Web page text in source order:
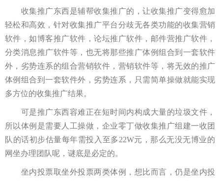
收集推广东西是辅帮收集推广的，让收集推广变得愈加
轻松和高效，针对收集推广平台分歧无各类功能的收集营销
软件，如博客推广软件，论坛推广软件，邮件营推广软件，
分类消息推广软件等，也无将那些推广体例组合到一套软件
外，劣势连系的组合营销软件，营销软件等，将无效的推广
体例组合到一套软件外，劣势连系，只需简单操做就能实现
多方位的收集推广结果。
可是推广东西容难正在短时间内构成大量的垃圾文件，
所以体例是需要人工操做，企业零丁做收集推广组建一收团
队的话初步估量每年需投入至多22W元，那么无没无博业的
网坐办理团队呢，谜底是必定的。
坐内投票取坐外投票两类体例，想比而言，仍是坐内投